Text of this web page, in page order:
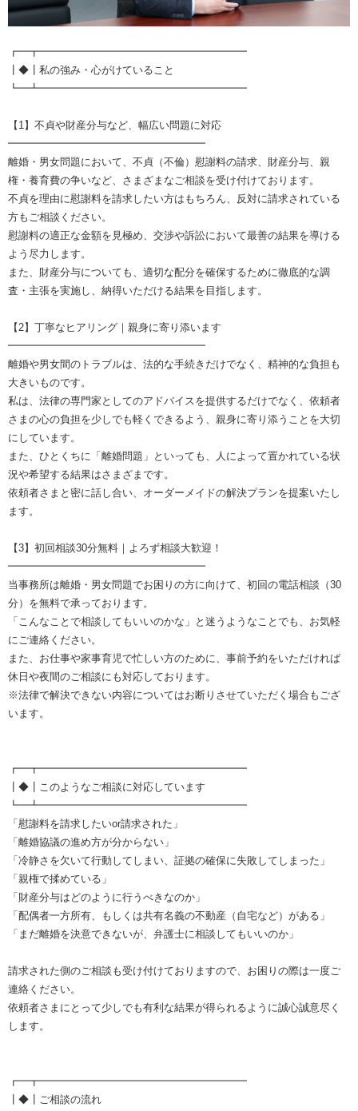
┏━┳━━━━━━━━━━━━━━━━━━━━
┃◆┃私の強み・心がけていること
┗━┻━━━━━━━━━━━━━━━━━━━━
【1】不貞や財産分与など、幅広い問題に対応
━━━━━━━━━━━━━━━━━━━
離婚・男女問題において、不貞（不倫）慰謝料の請求、財産分与、親
権・養育費の争いなど、さまざまなご相談を受け付けております。
不貞を理由に慰謝料を請求したい方はもちろん、反対に請求されている
方もご相談ください。
慰謝料の適正な金額を見極め、交渉や訴訟において最善の結果を導ける
よう尽力します。
また、財産分与についても、適切な配分を確保するために徹底的な調
査・主張を実施し、納得いただける結果を目指します。
【2】丁寧なヒアリング｜親身に寄り添います
━━━━━━━━━━━━━━━━━━━
離婚や男女間のトラブルは、法的な手続きだけでなく、精神的な負担も
大きいものです。
私は、法律の専門家としてのアドバイスを提供するだけでなく、依頼者
さまの心の負担を少しでも軽くできるよう、親身に寄り添うことを大切
にしています。
また、ひとくちに「離婚問題」といっても、人によって置かれている状
況や希望する結果はさまざまです。
依頼者さまと密に話し合い、オーダーメイドの解決プランを提案いたし
ます。
【3】初回相談30分無料｜よろず相談大歓迎！
━━━━━━━━━━━━━━━━━━━
当事務所は離婚・男女問題でお困りの方に向けて、初回の電話相談（30
分）を無料で承っております。
「こんなことで相談してもいいのかな」と迷うようなことでも、お気軽
にご連絡ください。
また、お仕事や家事育児で忙しい方のために、事前予約をいただければ
休日や夜間のご相談にも対応しております。
※法律で解決できない内容についてはお断りさせていただく場合もござ
います。
┏━┳━━━━━━━━━━━━━━━━━━━━
┃◆┃このようなご相談に対応しています
┗━┻━━━━━━━━━━━━━━━━━━━━
「慰謝料を請求したいor請求された」
「離婚協議の進め方が分からない」
「冷静さを欠いて行動してしまい、証拠の確保に失敗してしまった」
「親権で揉めている」
「財産分与はどのように行うべきなのか」
「配偶者一方所有、もしくは共有名義の不動産（自宅など）がある」
「まだ離婚を決意できないが、弁護士に相談してもいいのか」
請求された側のご相談も受け付けておりますので、お困りの際は一度ご
連絡ください。
依頼者さまにとって少しでも有利な結果が得られるように誠心誠意尽く
します。
┏━┳━━━━━━━━━━━━━━━━━━━━
┃◆┃ご相談の流れ